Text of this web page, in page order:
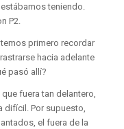
teniendo.
P2.
primero recordar
hacia adelante
pasó allí?
fuera tan delantero,
difícil. Por supuesto,
el fuera de la